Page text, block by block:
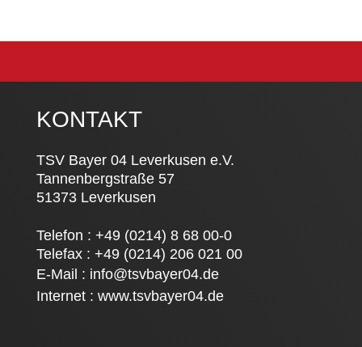
KONTAKT
TSV Bayer 04 Leverkusen e.V.
Tannenbergstraße 57
51373 Leverkusen
Telefon : +49 (0214) 8 68 00-0
Telefax : +49 (0214) 206 021 00
E-Mail : info@tsvbayer04.de
Internet : www.tsvbayer04.de